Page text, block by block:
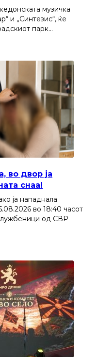
музичка
и „Синтезис“, ќе
парк…
во двор ја
снаа!
ја нападнала
во 18:40 часот
од СВР